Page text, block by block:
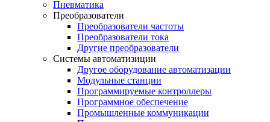
Пневматика
Преобразователи
Преобразователи частоты
Преобразователи тока
Другие преобразователи
Системы автоматизиции
Другое оборудование автоматизации
Модульные станции
Программируемые контроллеры
Программное обеспечение
Промышленные коммуникации